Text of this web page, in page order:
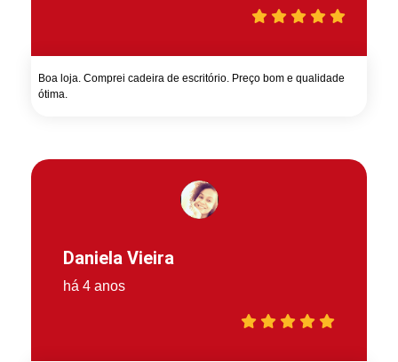
Boa loja. Comprei cadeira de escritório. Preço bom e qualidade
ótima.
Daniela Vieira
há 4 anos